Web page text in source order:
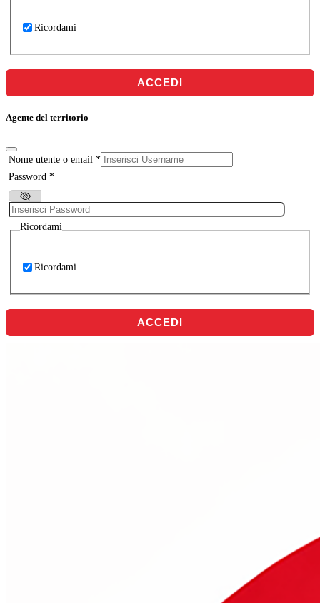
Ricordami
ACCEDI
Agente del territorio
Nome utente o email *
Password *
Ricordami
Ricordami
ACCEDI